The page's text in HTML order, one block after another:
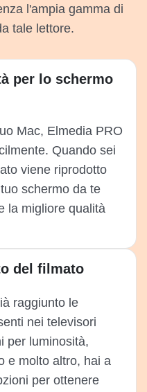
l'ampia gamma di
tale lettore.
per lo schermo
Mac, Elmedia PRO
Quando sei
viene riprodotto
schermo da te
la migliore qualità
del filmato
raggiunto le
nei televisori
per luminosità,
e molto altro, hai a
per ottenere